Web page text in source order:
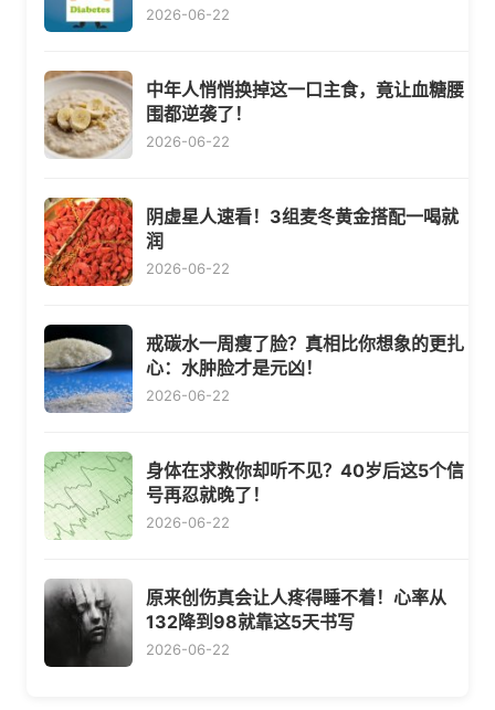
2026-06-22
中年人悄悄换掉这一口主食，竟让血糖腰
围都逆袭了！
2026-06-22
阴虚星人速看！3组麦冬黄金搭配一喝就
润
2026-06-22
戒碳水一周瘦了脸？真相比你想象的更扎
心：水肿脸才是元凶！
2026-06-22
身体在求救你却听不见？40岁后这5个信
号再忍就晚了！
2026-06-22
原来创伤真会让人疼得睡不着！心率从
132降到98就靠这5天书写
2026-06-22